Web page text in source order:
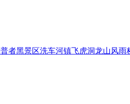
普者黑景区洗车河镇飞虎洞龙山风雨